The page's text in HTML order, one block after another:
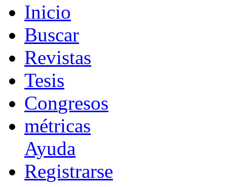
Inicio
Buscar
Revistas
Tesis
Congresos
métricas
Ayuda
Registrarse